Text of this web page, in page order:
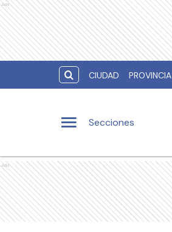
Ads
CIUDAD PROVINCIA
Secciones
Ads